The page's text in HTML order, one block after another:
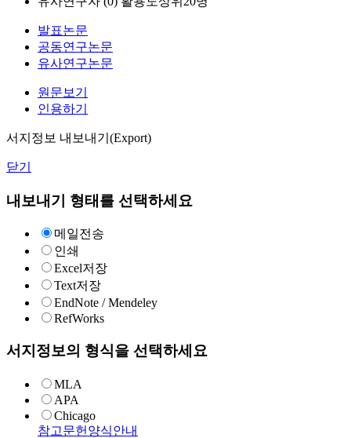
발표논문
공동연구논문
유사연구논문
원문보기
인용하기
서지정보 내보내기(Export)
닫기
내보내기 형태를 선택하세요
메일전송
인쇄
Excel저장
Text저장
EndNote / Mendeley
RefWorks
서지정보의 형식을 선택하세요
MLA
APA
Chicago
참고문헌양식안내